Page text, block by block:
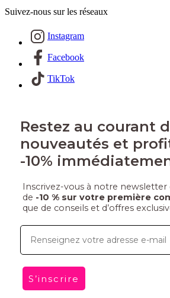
Suivez-nous sur les réseaux
Instagram
Facebook
TikTok
Restez au courant
nouveautés et
-10%
Inscrivez-vous à notre
de -10 % sur votre première
que de conseils et d’offres
E-mail
S’inscrire